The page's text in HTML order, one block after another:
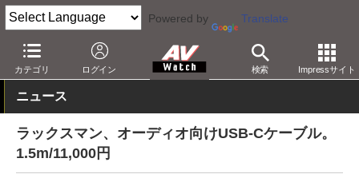
Powered by Translate
カテゴリ ログイン 検索 Impressサイト
AV Watch 製品 オーディオアクセサリ
ニュース
ラックスマン、オーディオ向けUSB-Cケーブル。
1.5m/11,000円